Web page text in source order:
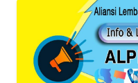
WAHANANEWS
NET
WAHANA